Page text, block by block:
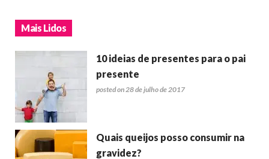
Mais Lidos
10 ideias de presentes para o pai
presente
posted on 28 de julho de 2017
Quais queijos posso consumir na
gravidez?